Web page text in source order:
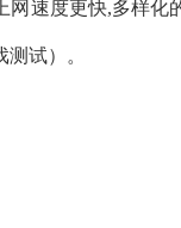
网速度更快,多样
试）。